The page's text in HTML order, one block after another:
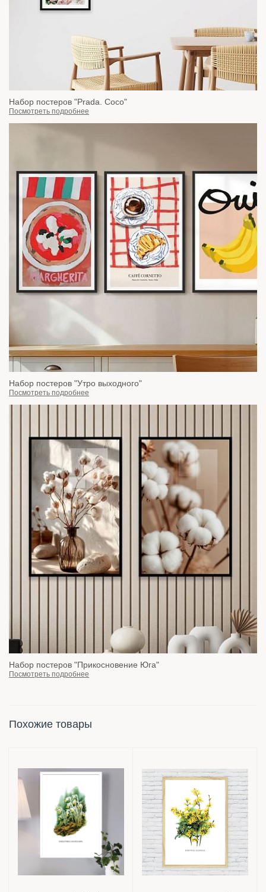
Набор постеров "Prada. Coco"
Посмотреть подробнее
Набор постеров "Утро выходного"
Посмотреть подробнее
Набор постеров "Прикосновение Юга"
Посмотреть подробнее
Похожие товары